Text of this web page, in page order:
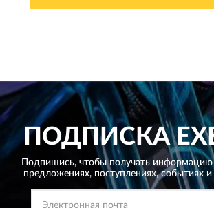
ПОДПИСКА
Подпишись, чтобы получать информацию
предложениях, поступлениях, событиях